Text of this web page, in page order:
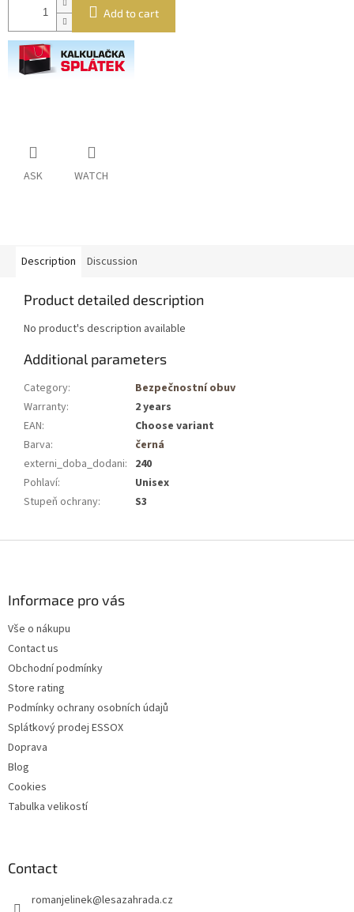
Add to cart
ASK WATCH
Description Discussion
Product detailed description
No product's description available
Additional parameters
Category:
Bezpečnostní obuv
Warranty:
2 years
EAN:
Choose variant
Barva:
černá
externi_doba_dodani: 240
Pohlaví:
Unisex
Stupeň ochrany: S3
Informace pro vás
Vše o nákupu
Contact us
Obchodní podmínky
Store rating
Podmínky ochrany osobních údajů
Splátkový prodej ESSOX
Doprava
Blog
Cookies
Tabulka velikostí
Contact
romanjelinek@lesazahrada.cz